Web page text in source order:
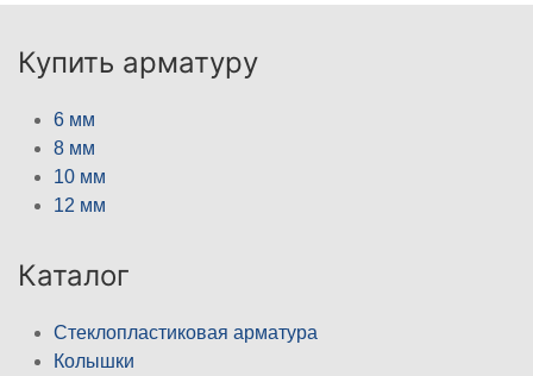
Купить арматуру
6 мм
8 мм
10 мм
12 мм
Каталог
Стеклопластиковая арматура
Колышки